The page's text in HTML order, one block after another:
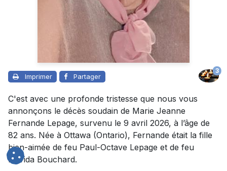
Imprimer Partager
3
C'est avec une profonde tristesse que nous vous
annonçons le décès soudain de Marie Jeanne
Fernande Lepage, survenu le 9 avril 2026, à l’âge de
82 ans. Née à Ottawa (Ontario), Fernande était la fille
bien-aimée de feu Paul-Octave Lepage et de feu
Florida Bouchard.